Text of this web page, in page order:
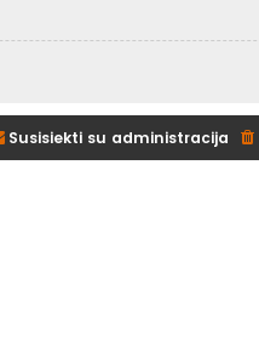
Susisiekti su administracija